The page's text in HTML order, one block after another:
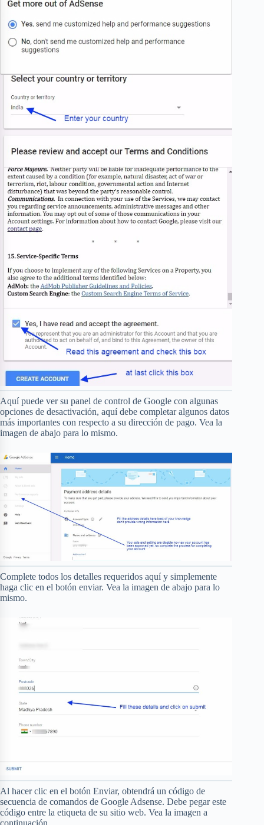
Aquí puede ver su panel de control de Google con algunas
opciones de desactivación, aquí debe completar algunos datos
más importantes con respecto a su dirección de pago. Vea la
imagen de abajo para lo mismo.
Complete todos los detalles requeridos aquí y simplemente
haga clic en el botón enviar. Vea la imagen de abajo para lo
mismo.
Al hacer clic en el botón Enviar, obtendrá un código de
secuencia de comandos de Google Adsense. Debe pegar este
código entre la etiqueta de su sitio web. Vea la imagen a